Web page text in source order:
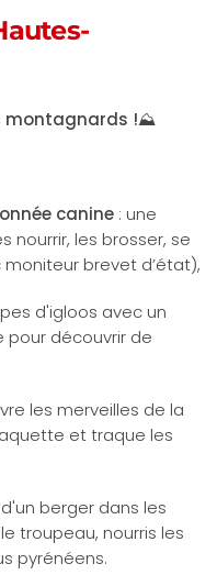
montagnards !⛰️
canine : une
nourrir, les brosser, se
brevet d’état),
d'igloos avec un
découvrir de
les merveilles de la
et traque les
berger dans les
troupeau, nourris les
pyrénéens.